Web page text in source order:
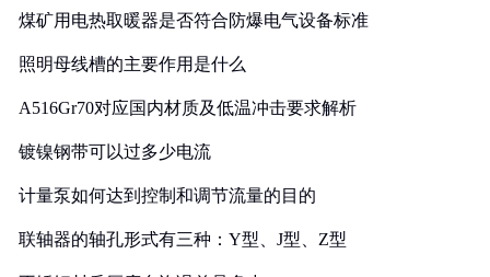
煤矿用电热取暖器是否符合防爆电气设备标准
照明母线槽的主要作用是什么
A516Gr70对应国内材质及低温冲击要求解析
镀镍钢带可以过多少电流
计量泵如何达到控制和调节流量的目的
联轴器的轴孔形式有三种：Y型、J型、Z型